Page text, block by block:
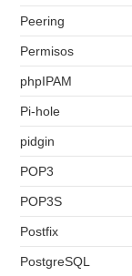
Peering
Permisos
phpIPAM
Pi-hole
pidgin
POP3
POP3S
Postfix
PostgreSQL